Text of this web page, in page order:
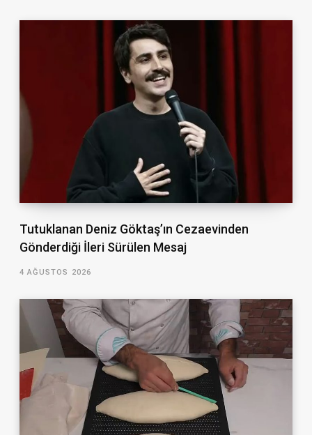
Tutuklanan Deniz Göktaş’ın Cezaevinden
Gönderdiği İleri Sürülen Mesaj
4 AĞUSTOS 2026